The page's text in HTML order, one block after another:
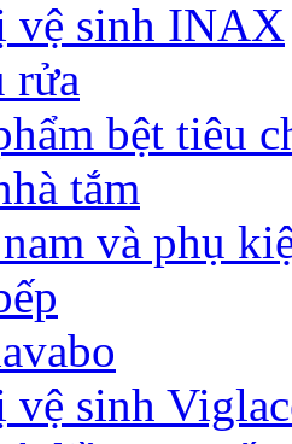
vệ sinh INAX
rửa
bệt tiêu
tắm
và phụ
vệ sinh